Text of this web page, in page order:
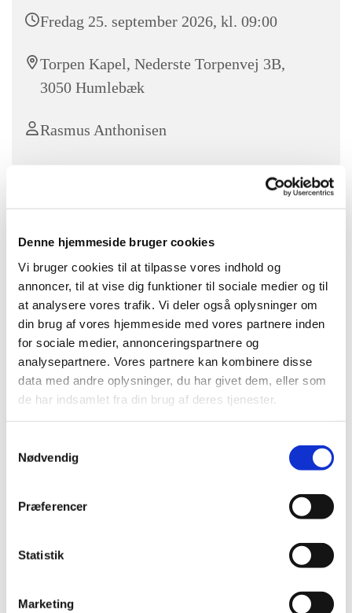
Denne hjemmeside bruger cookies
Vi bruger cookies til at tilpasse vores indhold og
annoncer, til at vise dig funktioner til sociale medier og til
at analysere vores trafik. Vi deler også oplysninger om
din brug af vores hjemmeside med vores partnere inden
for sociale medier, annonceringspartnere og
analysepartnere. Vores partnere kan kombinere disse
data med andre oplysninger, du har givet dem, eller som
de har indsamlet fra din brug af deres tjenester.
Nødvendig
Præferencer
Statistik
Marketing
Fredag 25. september 2026, kl. 09:00
Torpen Kapel, Nederste Torpenvej 3B,
3050 Humlebæk
Rasmus Anthonisen
anden fredag i ulige uger. Alle kan være med! Vi starter med
en bid brød og en kop kaffe og synger en times tid derefter.
Det er gratis at deltage, men husk at tilmelde dig til den
aktuelle fredag senest 2 dage i forvejen.